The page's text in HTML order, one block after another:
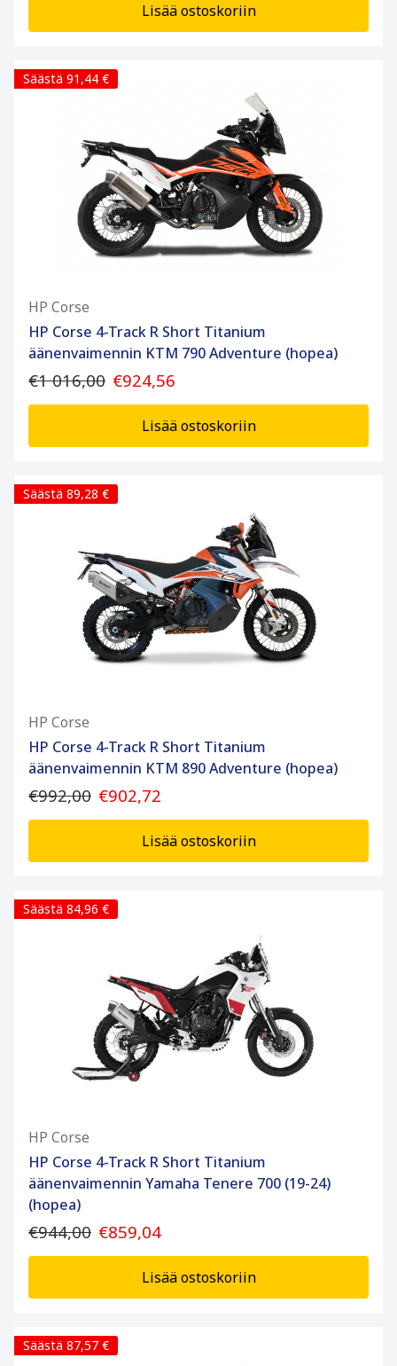
Lisää ostoskoriin
Säästä 91,44 €
HP Corse
HP Corse 4-Track R Short Titanium
äänenvaimennin KTM 790 Adventure (hopea)
€1 016,00 €924,56
Lisää ostoskoriin
Säästä 89,28 €
HP Corse
HP Corse 4-Track R Short Titanium
äänenvaimennin KTM 890 Adventure (hopea)
€992,00 €902,72
Lisää ostoskoriin
Säästä 84,96 €
HP Corse
HP Corse 4-Track R Short Titanium
äänenvaimennin Yamaha Tenere 700 (19-24)
(hopea)
€944,00 €859,04
Lisää ostoskoriin
Säästä 87,57 €